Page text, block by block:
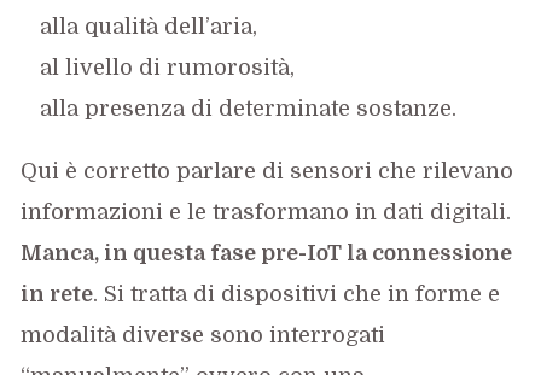
alla qualità dell’aria,
al livello di rumorosità,
alla presenza di determinate sostanze.
Qui è corretto parlare di sensori che rilevano
informazioni e le trasformano in dati digitali.
Manca, in questa fase pre-IoT la connessione
in rete. Si tratta di dispositivi che in forme e
modalità diverse sono interrogati